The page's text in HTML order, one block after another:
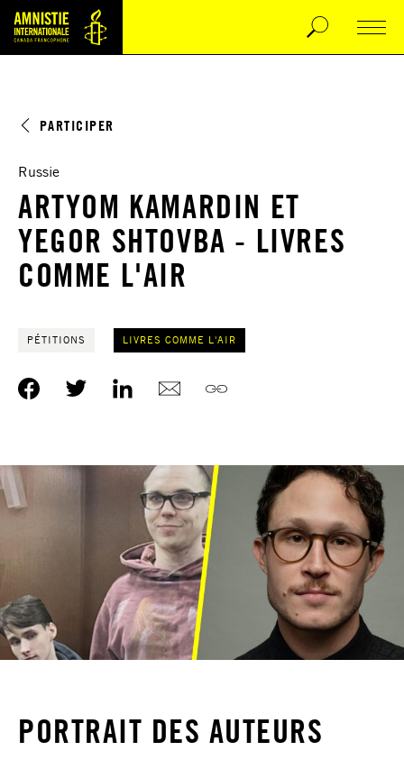
PARTICIPER
Russie
ARTYOM KAMARDIN ET
YEGOR SHTOVBA - LIVRES
COMME L'AIR
PÉTITIONS LIVRES COMME L'AIR
PORTRAIT DES AUTEURS